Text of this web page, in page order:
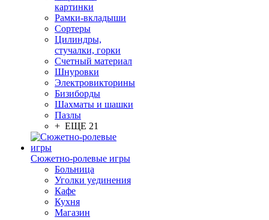
картинки
Рамки-вкладыши
Сортеры
Цилиндры,
стучалки, горки
Счетный материал
Шнуровки
Электровикторины
Бизиборды
Шахматы и шашки
Пазлы
+ ЕЩЕ 21
Сюжетно-ролевые игры
Больница
Уголки уединения
Кафе
Кухня
Магазин